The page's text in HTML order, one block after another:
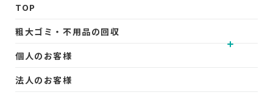
TOP
粗大ゴミ・不用品の回収
個人のお客様
法人のお客様